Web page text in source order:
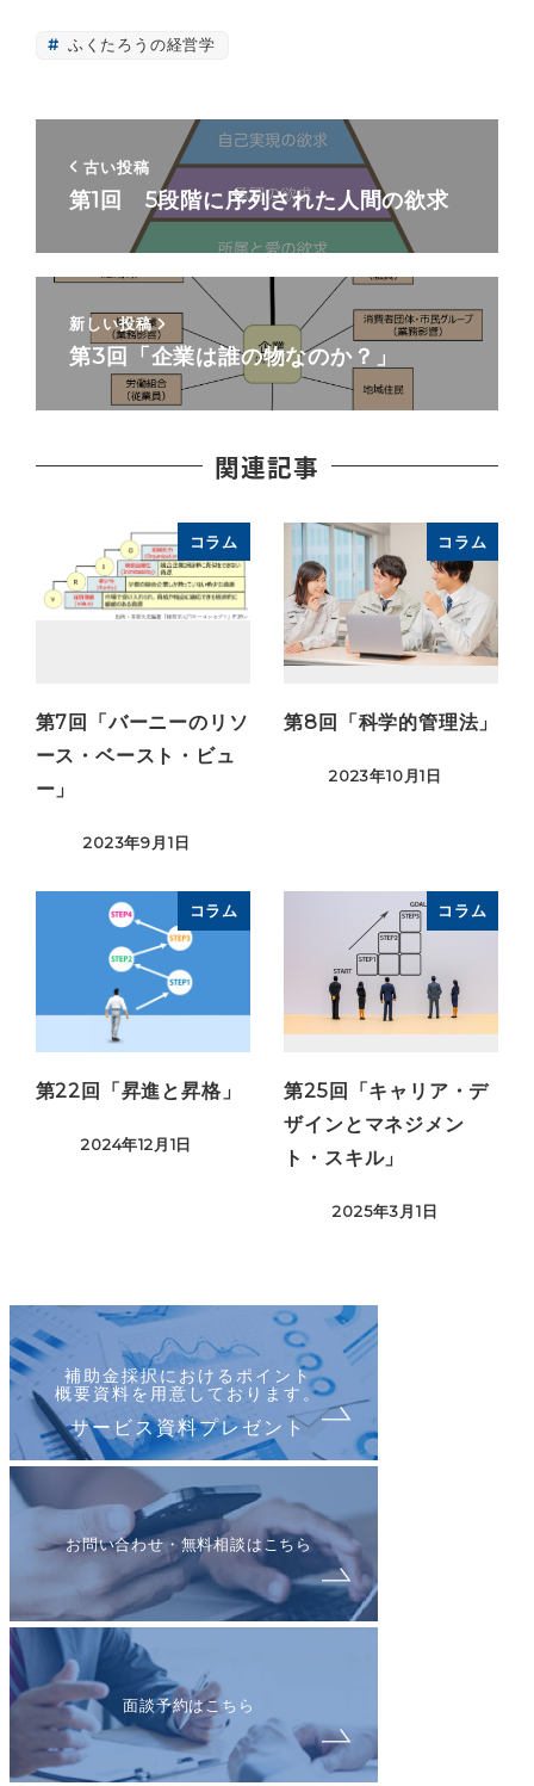
ふくたろうの経営学
古い投稿
第1回 5段階に序列された人間の欲求
新しい投稿
第3回「企業は誰の物なのか？」
関連記事
コラム
第7回「バーニーのリソ
ース・ベースト・ビュ
ー」
2023年9月1日
コラム
第8回「科学的管理法」
2023年10月1日
コラム
第22回「昇進と昇格」
2024年12月1日
コラム
第25回「キャリア・デ
ザインとマネジメン
ト・スキル」
2025年3月1日
補助金採択におけるポイント
概要資料を用意しております。
サービス資料プレゼント
お問い合わせ・無料相談はこちら
面談予約はこちら